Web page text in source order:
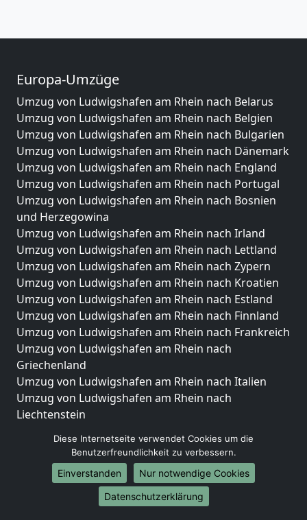
Europa-Umzüge
Umzug von Ludwigshafen am Rhein nach Belarus
Umzug von Ludwigshafen am Rhein nach Belgien
Umzug von Ludwigshafen am Rhein nach Bulgarien
Umzug von Ludwigshafen am Rhein nach Dänemark
Umzug von Ludwigshafen am Rhein nach England
Umzug von Ludwigshafen am Rhein nach Portugal
Umzug von Ludwigshafen am Rhein nach Bosnien
und Herzegowina
Umzug von Ludwigshafen am Rhein nach Irland
Umzug von Ludwigshafen am Rhein nach Lettland
Umzug von Ludwigshafen am Rhein nach Zypern
Umzug von Ludwigshafen am Rhein nach Kroatien
Umzug von Ludwigshafen am Rhein nach Estland
Umzug von Ludwigshafen am Rhein nach Finnland
Umzug von Ludwigshafen am Rhein nach Frankreich
Umzug von Ludwigshafen am Rhein nach
Griechenland
Umzug von Ludwigshafen am Rhein nach Italien
Umzug von Ludwigshafen am Rhein nach
Liechtenstein
Luxemburg
Umzug von Ludwigshafen am Rhein nach
Niederlande
Umzug von Ludwigshafen am Rhein nach Norwegen
Diese Internetseite verwendet Cookies um die
Benutzerfreundlichkeit zu verbessern.
Einverstanden
Nur notwendige Cookies
Datenschutzerklärung